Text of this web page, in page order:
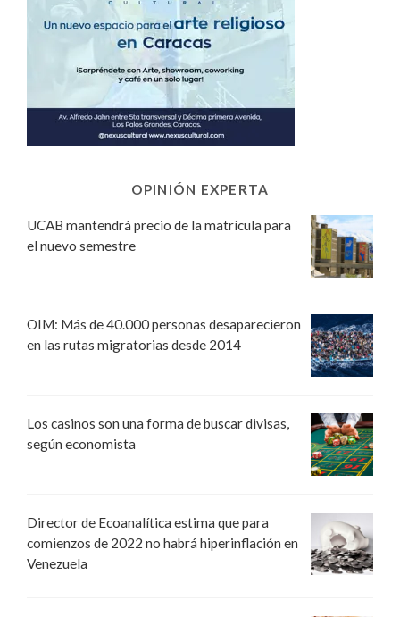
OPINIÓN EXPERTA
UCAB mantendrá precio de la matrícula para
el nuevo semestre
OIM: Más de 40.000 personas desaparecieron
en las rutas migratorias desde 2014
Los casinos son una forma de buscar divisas,
según economista
Director de Ecoanalítica estima que para
comienzos de 2022 no habrá hiperinflación en
Venezuela